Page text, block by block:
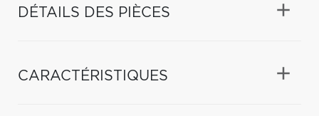
DÉTAILS DES PIÈCES
CARACTÉRISTIQUES